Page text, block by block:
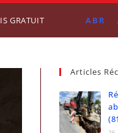
GRATUIT ABR
Articles